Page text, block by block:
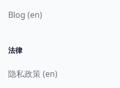
Blog (en)
法律
隐私政策 (en)